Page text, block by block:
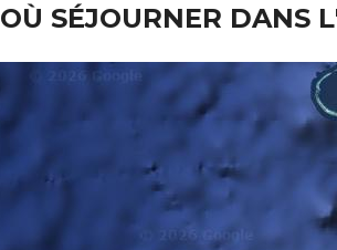
OÙ SÉJOURNER DANS